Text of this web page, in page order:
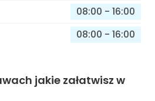
08:00 - 16:00
08:00 - 16:00
jakie załatwisz w